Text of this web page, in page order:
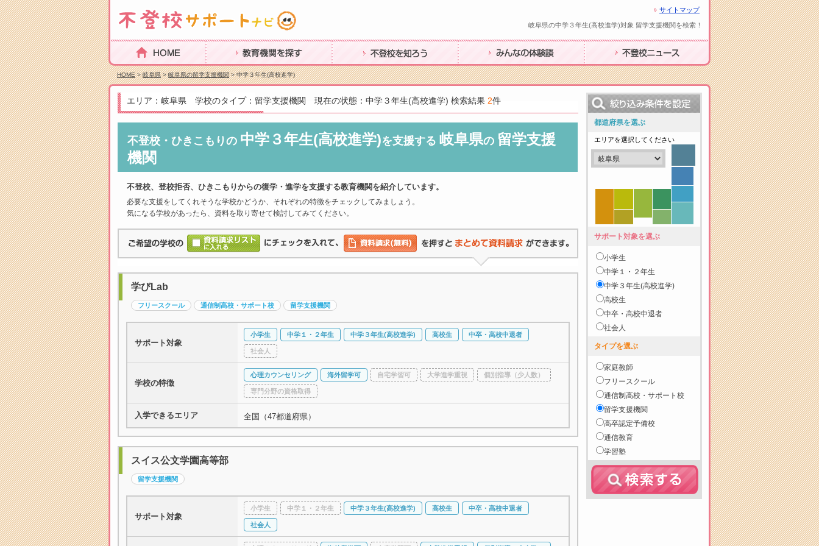
サイトマップ
岐阜県の中学３年生(高校進学)対象 留学支援機関を検索！
HOME 教育機関を探す 不登校を知ろう みんなの体験談 不登校ニュース
HOME>岐阜県>岐阜県の留学支援機関> 中学３年生(高校進学)
エリア：岐阜県 学校のタイプ：留学支援機関 現在の状態：中学３年生(高校進学) 検索結果 2件
不登校・ひきこもりの 中学３年生(高校進学)を支援する 岐阜県の 留学支援
機関
不登校、登校拒否、ひきこもりからの復学・進学を支援する教育機関を紹介しています。
必要な支援をしてくれそうな学校かどうか、それぞれの特徴をチェックしてみましょう。
気になる学校があったら、資料を取り寄せて検討してみてください。
学びLab
フリースクール 通信制高校・サポート校 留学支援機関
サポート対象
小学生 中学１・２年生 中学３年生(高校進学) 高校生 中卒・高校中退者
社会人
学校の特徴
心理カウンセリング 海外留学可 自宅学習可 大学進学重視 個別指導（少人数）
専門分野の資格取得
入学できるエリア 全国（47都道府県）
スイス公文学園高等部
留学支援機関
サポート対象
小学生 中学１・２年生 中学３年生(高校進学) 高校生 中卒・高校中退者
社会人
都道府県を選ぶ
エリアを選択してください
サポート対象を選ぶ
小学生
中学１・２年生
中学３年生(高校進学)
高校生
中卒・高校中退者
社会人
タイプを選ぶ
家庭教師
フリースクール
通信制高校・サポート校
留学支援機関
高卒認定予備校
通信教育
学習塾